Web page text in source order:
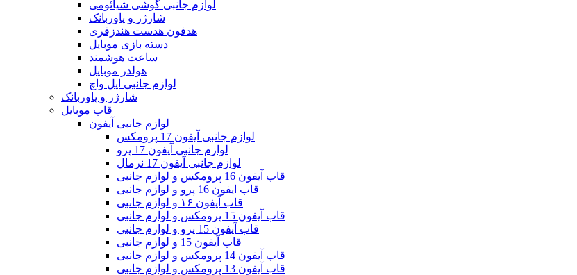
لوازم جانبی گوشی شیائومی
شارژر و پاوربانک
هدفون هدست هندزفری
دسته بازی موبایل
ساعت هوشمند
هولدر موبایل
لوازم جانبی اپل واچ
شارژر و پاوربانک
قاب موبایل
لوازم جانبی آیفون
لوازم جانبی آیفون 17 پرومکس
لوازم جانبی آیفون 17 پرو
لوازم جانبی آیفون 17 نرمال
قاب آیفون 16 پرومکس و لوازم جانبی
قاب ایفون 16 پرو و لوازم جانبی
قاب آیفون ۱۶ و لوازم جانبی
قاب آیفون 15 پرومکس و لوازم جانبی
قاب آیفون 15 پرو و لوازم جانبی
قاب آیفون 15 و لوازم جانبی
قاب آیفون 14 پرومکس و لوازم جانبی
قاب آیفون 13 پرومکس و لوازم جانبی